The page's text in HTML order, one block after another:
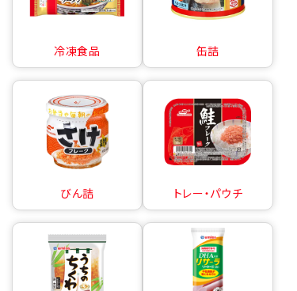
冷凍食品 缶詰
びん詰 トレー・パウチ